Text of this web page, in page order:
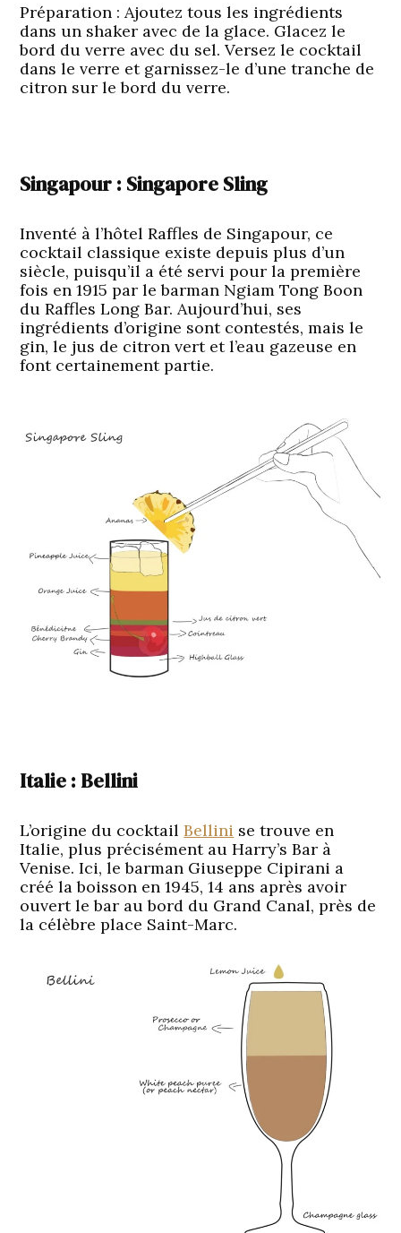
Préparation : Ajoutez tous les ingrédients
dans un shaker avec de la glace. Glacez le
bord du verre avec du sel. Versez le cocktail
dans le verre et garnissez-le d’une tranche de
citron sur le bord du verre.
Singapour : Singapore Sling
Inventé à l’hôtel Raffles de Singapour, ce
cocktail classique existe depuis plus d’un
siècle, puisqu’il a été servi pour la première
fois en 1915 par le barman Ngiam Tong Boon
du Raffles Long Bar. Aujourd’hui, ses
ingrédients d’origine sont contestés, mais le
gin, le jus de citron vert et l’eau gazeuse en
font certainement partie.
Italie : Bellini
L’origine du cocktailBellini se trouve en
Italie, plus précisément au Harry’s Bar à
Venise. Ici, le barman Giuseppe Cipirani a
créé la boisson en 1945, 14 ans après avoir
ouvert le bar au bord du Grand Canal, près de
la célèbre place Saint-Marc.